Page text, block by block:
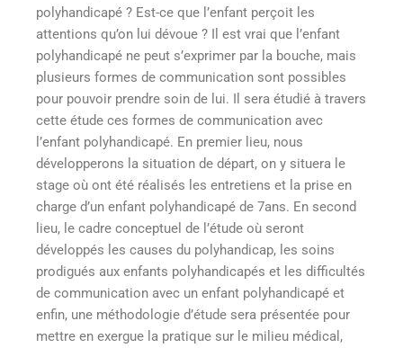
polyhandicapé ? Est-ce que l’enfant perçoit les
attentions qu’on lui dévoue ? Il est vrai que l’enfant
polyhandicapé ne peut s’exprimer par la bouche, mais
plusieurs formes de communication sont possibles
pour pouvoir prendre soin de lui. Il sera étudié à travers
cette étude ces formes de communication avec
l’enfant polyhandicapé. En premier lieu, nous
développerons la situation de départ, on y situera le
stage où ont été réalisés les entretiens et la prise en
charge d’un enfant polyhandicapé de 7ans. En second
lieu, le cadre conceptuel de l’étude où seront
développés les causes du polyhandicap, les soins
prodigués aux enfants polyhandicapés et les difficultés
de communication avec un enfant polyhandicapé et
enfin, une méthodologie d’étude sera présentée pour
mettre en exergue la pratique sur le milieu médical,